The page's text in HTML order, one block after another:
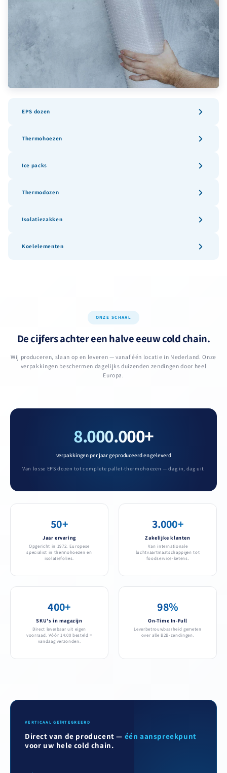
EPS dozen
Thermohoezen
Ice packs
Thermodozen
Isolatiezakken
Koelelementen
ONZE SCHAAL
De cijfers achter een halve eeuw cold chain.
Wij produceren, slaan op en leveren — vanaf één locatie in Nederland. Onze
verpakkingen beschermen dagelijks duizenden zendingen door heel
Europa.
8.000.000+
verpakkingen per jaar geproduceerd en geleverd
Van losse EPS dozen tot complete pallet-thermohoezen — dag in, dag uit.
50+
Jaar ervaring
Opgericht in 1972. Europese
specialist in thermohoezen en
isolatiefolies.
3.000+
Zakelijke klanten
Van internationale
luchtvaartmaatschappijen tot
foodservice-ketens.
400+
SKU's in magazijn
Direct leverbaar uit eigen
voorraad. Vóór 14:00 besteld =
vandaag verzonden.
98%
On-Time In-Full
Leverbetrouwbaarheid gemeten
over alle B2B-zendingen.
VERTICAAL GEÏNTEGREERD
Direct van de producent — één aanspreekpunt
voor uw hele cold chain.